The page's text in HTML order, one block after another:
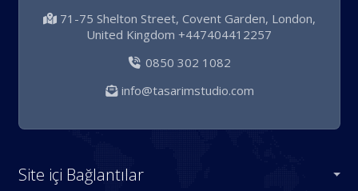
71-75 Shelton Street, Covent Garden, London,
United Kingdom +447404412257
0850 302 1082
info@tasarimstudio.com
Site içi Bağlantılar